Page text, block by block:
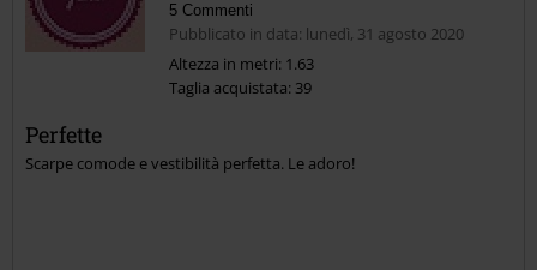
Invia un commento
5 Commenti
Pubblicato in data: lunedì, 31 agosto 2020
Altezza in metri: 1.63
Taglia acquistata: 39
Perfette
Scarpe comode e vestibilità perfetta. Le adoro!